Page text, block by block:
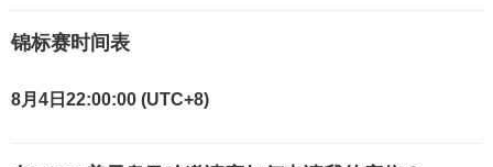
锦标赛时间表
8月4日22:00:00 (UTC+8)